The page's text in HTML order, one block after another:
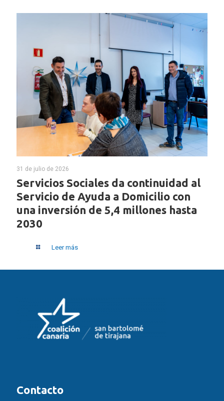
31 de julio de 2026
Servicios Sociales da continuidad al
Servicio de Ayuda a Domicilio con
una inversión de 5,4 millones hasta
2030
Leer más
Contacto